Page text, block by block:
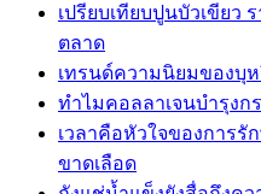
เปรียบเทียบปูนบัวเขียว
ตลาด
เทรนด์ความนิยมของบุ
ทำไมคอลลาเจนบำรุงก
เวลาคือหัวใจของการรั
ขาดเลือด